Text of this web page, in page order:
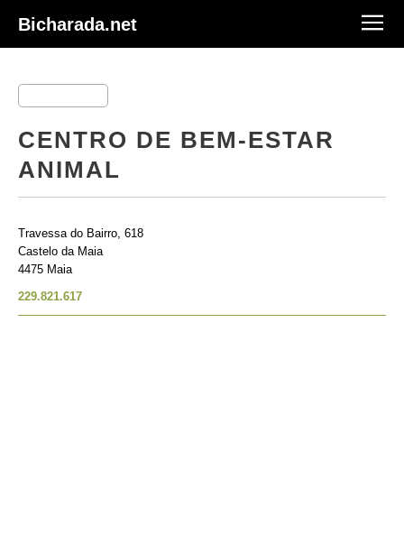
Bicharada.net
CENTRO DE BEM-ESTAR
ANIMAL
Travessa do Bairro, 618
Castelo da Maia
4475 Maia
229.821.617